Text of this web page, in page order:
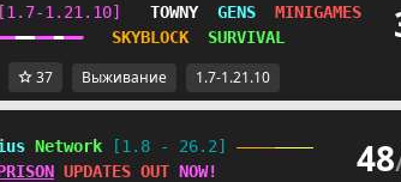
[1.7-1.21.10] TOWNY GENS MINIGAMES
━━━━━━━━ SKYBLOCK SURVIVAL
37 Выживание 1.7-1.21.10
Network
[1.8 - 26.2]
UPDATES OUT NOW! 48